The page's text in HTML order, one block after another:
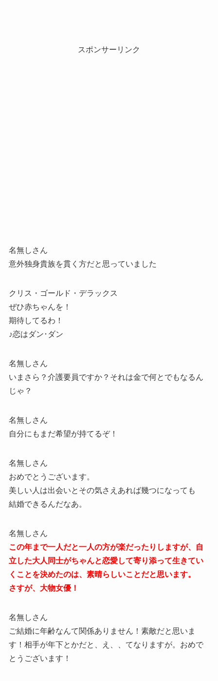
スポンサーリンク
名無しさん
意外独身貴族を貫く方だと思っていました
クリス・ゴールド・デラックス
ぜひ赤ちゃんを！
期待してるわ！
♪恋はダン･ダン
名無しさん
いまさら？介護要員ですか？それは金で何とでもなるん
じゃ？
名無しさん
自分にもまだ希望が持てるぞ！
名無しさん
おめでとうございます。
美しい人は出会いとその気さえあれば幾つになっても
結婚できるんだなあ。
名無しさん
この年まで一人だと一人の方が楽だったりしますが、自
立した大人同士がちゃんと恋愛して寄り添って生きてい
くことを決めたのは、素晴らしいことだと思います。
さすが、大物女優！
名無しさん
ご結婚に年齢なんて関係ありません！素敵だと思いま
す！相手が年下とかだと、え、、てなりますが。おめで
とうございます！